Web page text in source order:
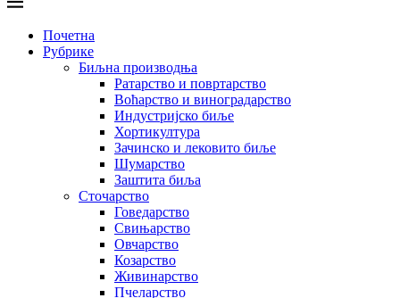
Почетна
Рубрике
Биљна производња
Ратарство и повртарство
Воћарство и виноградарство
Индустријско биље
Хортикултура
Зачинско и лековито биље
Шумарство
Заштита биља
Сточарство
Говедарство
Свињарство
Овчарство
Козарство
Живинарство
Пчеларство